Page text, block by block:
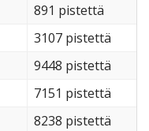
891 pistettä
3107 pistettä
9448 pistettä
7151 pistettä
8238 pistettä